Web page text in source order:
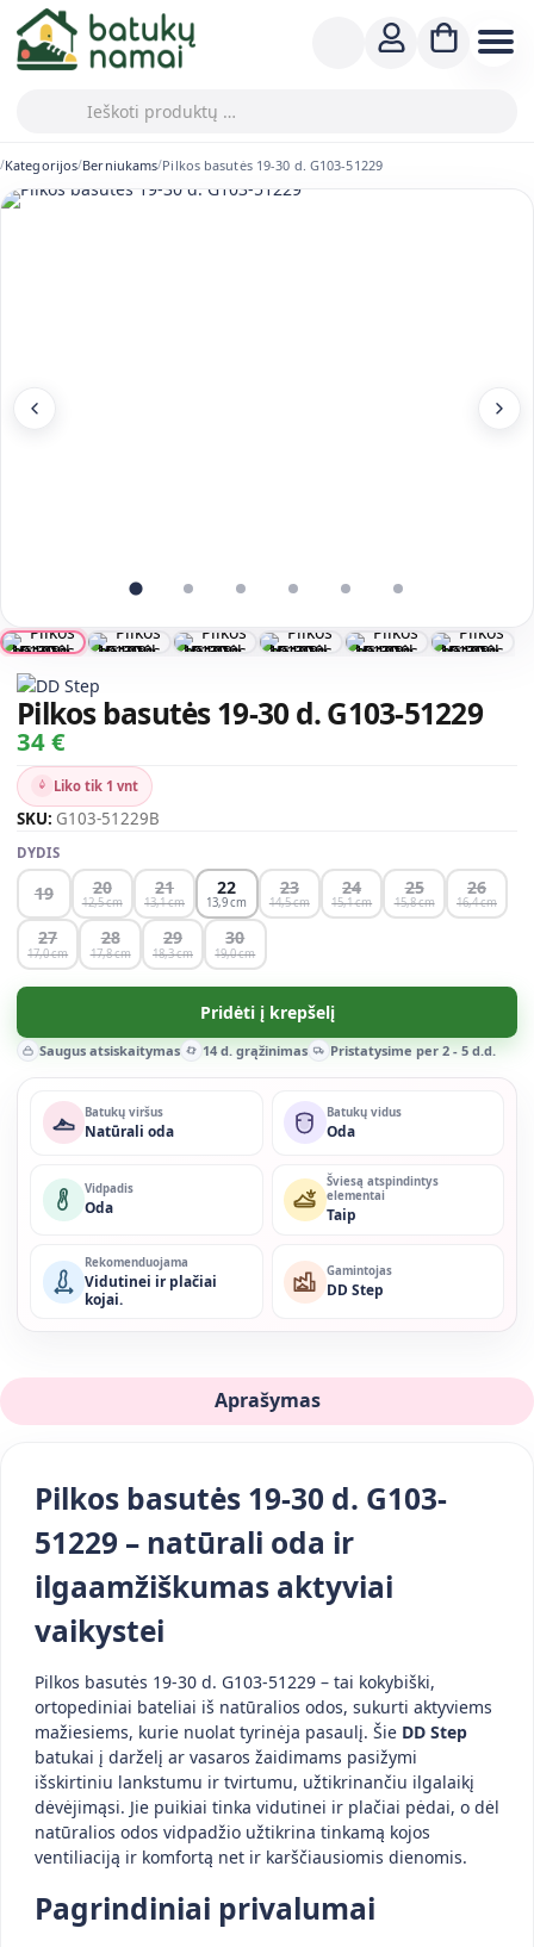
/Kategorijos/Berniukams/Pilkos basutės 19-30 d. G103-51229
Pilkos basutės 19-30 d. G103-51229
34 €
Liko tik 1 vnt
SKU: G103-51229B
DYDIS
19 20
12,5
21
13,1
22
13,9
23
14,5
24
15,1
25
15,8
26
16,4
27
17,0
28
17,8
29
18,3
30
19,0
Pridėti į krepšelį
Saugus atsiskaitymas 14 d. grąžinimas Pristatysime per 2 - 5 d.d.
Batukų viršus
Natūrali oda
Batukų vidus
Oda
Vidpadis
Oda
Šviesą atspindintys
elementai
Taip
Rekomenduojama
Vidutinei ir plačiai
kojai.
Gamintojas
DD Step
Aprašymas
Pilkos basutės 19-30 d. G103-
51229 – natūrali oda ir
ilgaamžiškumas aktyviai
vaikystei
Pilkos basutės 19-30 d. G103-51229 – tai kokybiški,
ortopediniai bateliai iš natūralios odos, sukurti aktyviems
mažiesiems, kurie nuolat tyrinėja pasaulį. Šie DD Step
batukai į darželį ar vasaros žaidimams pasižymi
išskirtiniu lankstumu ir tvirtumu, užtikrinančiu ilgalaikį
dėvėjimąsi. Jie puikiai tinka vidutinei ir plačiai pėdai, o dėl
natūralios odos vidpadžio užtikrina tinkamą kojos
ventiliaciją ir komfortą net ir karščiausiomis dienomis.
Pagrindiniai privalumai